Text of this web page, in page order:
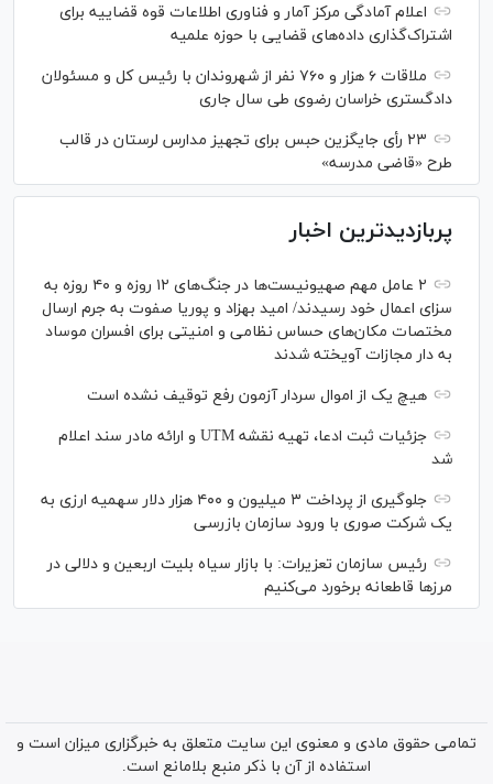
اعلام آمادگی مرکز آمار و فناوری اطلاعات قوه قضاییه برای
اشتراک‌گذاری داده‌های قضایی با حوزه علمیه
ملاقات ۶ هزار و ۷۶۰ نفر از شهروندان با رئیس کل و مسئولان
دادگستری خراسان رضوی طی سال جاری
۲۳ رأی جایگزین حبس برای تجهیز مدارس لرستان در قالب
طرح «قاضی مدرسه»
پربازدیدترین اخبار
۲ عامل مهم صهیونیست‌ها در جنگ‌های ۱۲ روزه و ۴۰ روزه به
سزای اعمال خود رسیدند/ امید بهزاد و پوریا صفوت به جرم ارسال
مختصات مکان‌های حساس نظامی و امنیتی برای افسران موساد
به دار مجازات آویخته شدند
هیچ یک از اموال سردار آزمون رفع توقیف نشده است
جزئیات ثبت ادعا، تهیه نقشه UTM و ارائه مادر سند اعلام
شد
جلوگیری از پرداخت ۳ میلیون و ۴۰۰ هزار دلار سهمیه ارزی به
یک شرکت صوری با ورود سازمان بازرسی
رئیس سازمان تعزیرات: با بازار سیاه بلیت اربعین و دلالی در
مرز‌ها قاطعانه برخورد می‌کنیم
تمامی حقوق مادی و معنوی این سایت متعلق به خبرگزاری میزان است و
استفاده از آن با ذکر منبع بلامانع است.